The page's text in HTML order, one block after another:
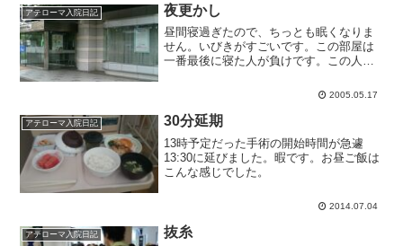
ていいとのことで、バス通...
アテローマ入院日記 夜更かし
昼間寝過ぎたので、ちっとも眠くなりま
せん。いびきがすごいです。この部屋は
一番最後に寝た人が負けです。この人、
も消灯前に寝ててすごいなぁ。入院生活
だのロケ地巡りでアップし...
2005.05.17
アテローマ入院日記 30分延期
13時予定だった手術の開始時間が急遽
13:30に延びました。暇です。お昼ご飯は
こんな感じでした。
2014.07.04
アテローマ入院日記 抜糸